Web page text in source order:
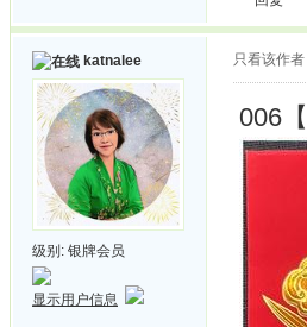
katnalee
级别: 银牌会员
显示用户信息
只看该作者
006【